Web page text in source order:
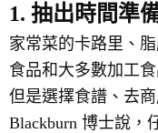
1. 抽出時間準
家常菜的卡路里、
食品和大多數加工食
但是選擇食譜、去
Blackburn 博士說，